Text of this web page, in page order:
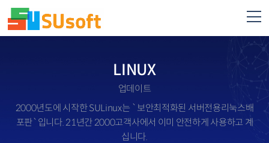
LINUX
업데이트
2000년도에 시작한 SULinux는 `보안최적화된 서버전용리눅스배
포판`입니다. 21년간 2000고객사에서 이미 안전하게 사용하고 계
십니다.